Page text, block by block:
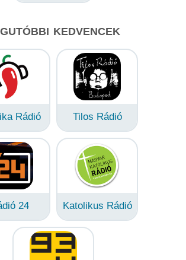
KEDVENCEK
Rádió Tilos Rádió
24 Katolikus Rádió